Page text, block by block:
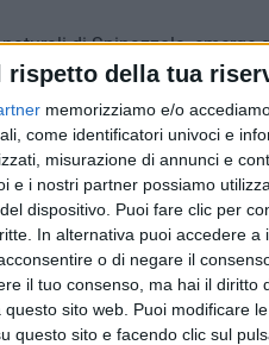
rispetto della tua
memorizziamo e/o
come identificatori univoci e
misurazione di annunci e
e i nostri partner possiamo
dispositivo. Puoi fare clic per
In alternativa puoi accedere
o di negare il
il tuo consenso, ma hai il
sito web. Puoi modificare
questo sito e facendo clic sul
di Spinazzola, emerge
in superficie
caratteristica soprattutto
attirano e affascinano
riferito al numero di
un progetto organico in
direzione, attraverso il
le possibilità del sito.
Cittadino in merito a una più
di Minervino Murge e
in questo senso il nostro